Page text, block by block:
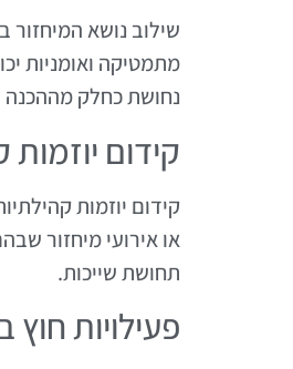
שילוב נושא המיחזור
מתמטיקה ואומניות
נחושת כחלק מההכנה
קידום
קידום יוזמות
או אירועי מיחזור
תחושת שייכות.
פעילויות חוץ